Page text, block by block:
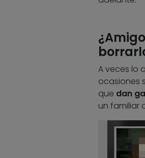
A veces lo
ocasiones
que dan
un familiar